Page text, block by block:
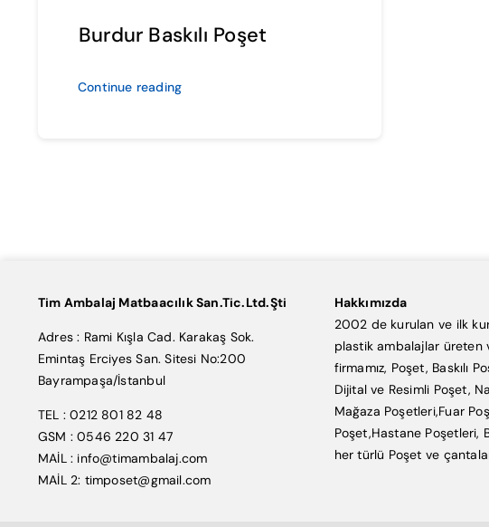
Burdur Baskılı Poşet
Continue reading
Tim Ambalaj Matbaacılık San.Tic.Ltd.Şti
Adres : Rami Kışla Cad. Karakaş Sok.
Emintaş Erciyes San. Sitesi No:200
Bayrampaşa/İstanbul
TEL : 0212 801 82 48
GSM : 0546 220 31 47
MAİL : info@timambalaj.com
MAİL 2: timposet@gmail.com
Hakkımızda
2002 de kurulan ve ilk
plastik ambalajlar üreten
firmamız, Poşet, Baskılı
Dijital ve Resimli Poşet,
Mağaza Poşetleri,Fuar
Poşet,Hastane Poşetleri,
her türlü Poşet ve